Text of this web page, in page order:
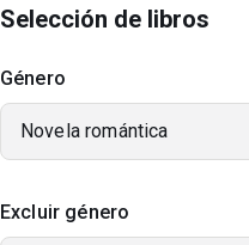
Selección de libros
Género
Novela romántica
Excluir género